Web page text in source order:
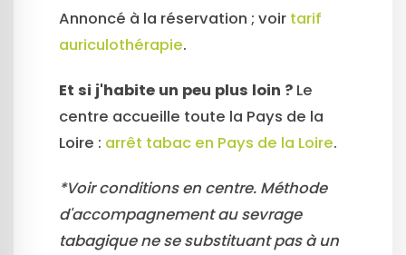
Annoncé à la réservation ; voir tarif
auriculothérapie.
Et si j'habite un peu plus loin ? Le
centre accueille toute la Pays de la
Loire : arrêt tabac en Pays de la Loire.
*Voir conditions en centre. Méthode
d'accompagnement au sevrage
tabagique ne se substituant pas à un